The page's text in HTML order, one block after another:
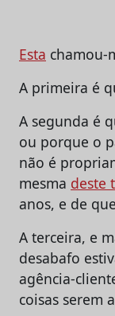
Esta chamou-
A primeira é
A segunda é
ou porque o
não é
mesma deste
anos, e de
A terceira, e
desabafo
agência-
coisas serem